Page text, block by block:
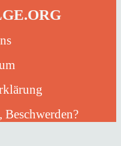
Beschwerden?